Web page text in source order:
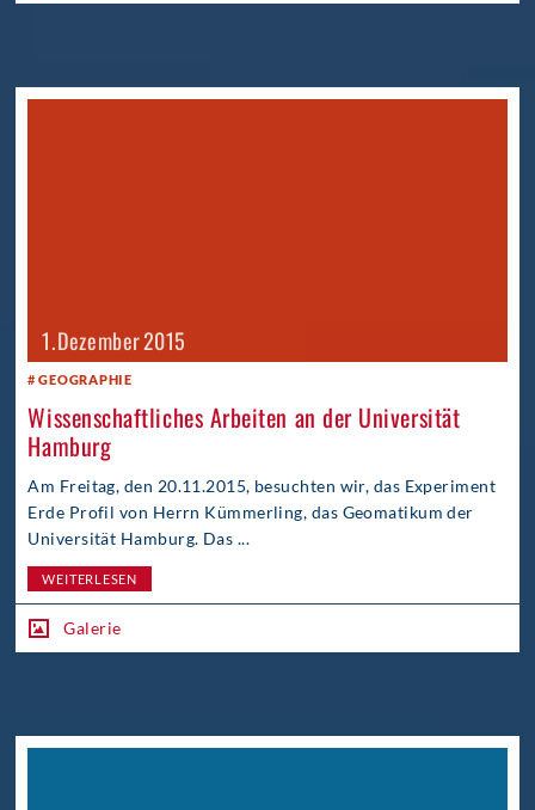
1. Dezember 2015
GEOGRAPHIE
Wissenschaftliches Arbeiten an der Universität
Hamburg
Am Freitag, den 20.11.2015, besuchten wir, das Experiment
Erde Profil von Herrn Kümmerling, das Geomatikum der
Universität Hamburg. Das ...
WEITERLESEN
Galerie